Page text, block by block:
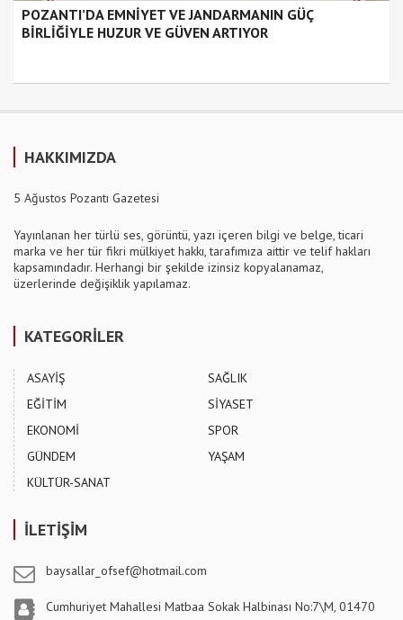
POZANTI’DA EMNİYET VE JANDARMANIN GÜÇ
BİRLİĞİYLE HUZUR VE GÜVEN ARTIYOR
HAKKIMIZDA
5 Ağustos Pozantı Gazetesi
Yayınlanan her türlü ses, görüntü, yazı içeren bilgi ve belge, ticari
marka ve her tür fikri mülkiyet hakkı, tarafımıza aittir ve telif hakları
kapsamındadır. Herhangi bir şekilde izinsiz kopyalanamaz,
üzerlerinde değişiklik yapılamaz.
KATEGORİLER
ASAYİŞ
EĞİTİM
EKONOMİ
GÜNDEM
KÜLTÜR-SANAT
SAĞLIK
SİYASET
SPOR
YAŞAM
İLETİŞİM
baysallar_ofsef@hotmail.com
Cumhuriyet Mahallesi Matbaa Sokak Halbinası No:7\M, 01470